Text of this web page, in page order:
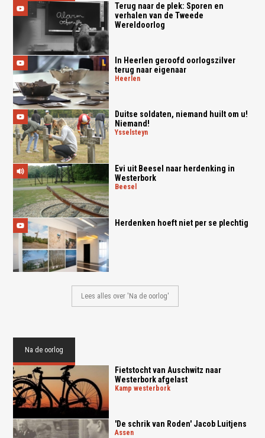
Terug naar de plek: Sporen en
verhalen van de Tweede
Wereldoorlog
In Heerlen geroofd oorlogszilver
terug naar eigenaar
heerlen
Duitse soldaten, niemand huilt om u!
Niemand!
ysselsteyn
Evi uit Beesel naar herdenking in
Westerbork
beesel
Herdenken hoeft niet per se plechtig
Lees alles over 'Na de oorlog'
Na de oorlog
Fietstocht van Auschwitz naar
Westerbork afgelast
kamp westerbork
'De schrik van Roden' Jacob Luitjens
assen